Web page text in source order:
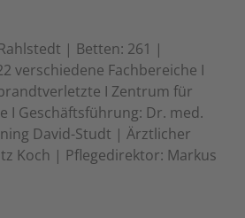
| Betten: 261 |
verschiedene Fachbereiche I
I Zentrum für
I Geschäftsführung: Dr. med.
David-Studt | Ärztlicher
Koch | Pflegedirektor: Markus